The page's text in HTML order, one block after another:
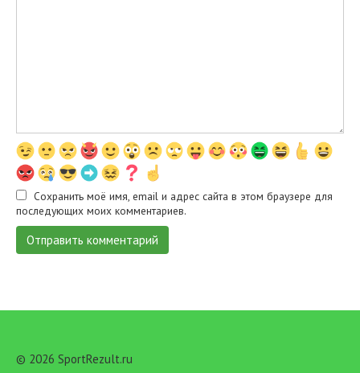
Сохранить моё имя, email и адрес сайта в этом браузере для
последующих моих комментариев.
© 2026 SportRezult.ru